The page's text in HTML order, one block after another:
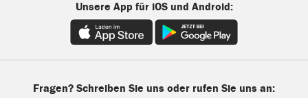
Unsere App für iOS und Android:
Fragen? Schreiben Sie uns oder rufen Sie uns an: